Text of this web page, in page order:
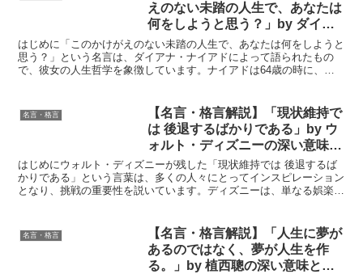
えのない未踏の人生で、あなたは
何をしようと思う？」by ダイア
ナ・ナイアドの深い意味と得られ
る教訓
はじめに「このかけがえのない未踏の人生で、あなたは何をしようと
思う？」という名言は、ダイアナ・ナイアドによって語られたもの
で、彼女の人生哲学を象徴しています。ナイアドは64歳の時に、フ
名言・格言
【名言・格言解説】「現状維持で
は 後退するばかりである」by ウ
ォルト・ディズニーの深い意味と
得られる教訓
はじめにウォルト・ディズニーが残した「現状維持では 後退するば
かりである」という言葉は、多くの人々にとってインスピレーション
となり、挑戦の重要性を説いています。ディズニーは、単なる娯楽産
名言・格言
【名言・格言解説】「人生に夢が
あるのではなく、夢が人生を作
る。」by 植西聰の深い意味と得